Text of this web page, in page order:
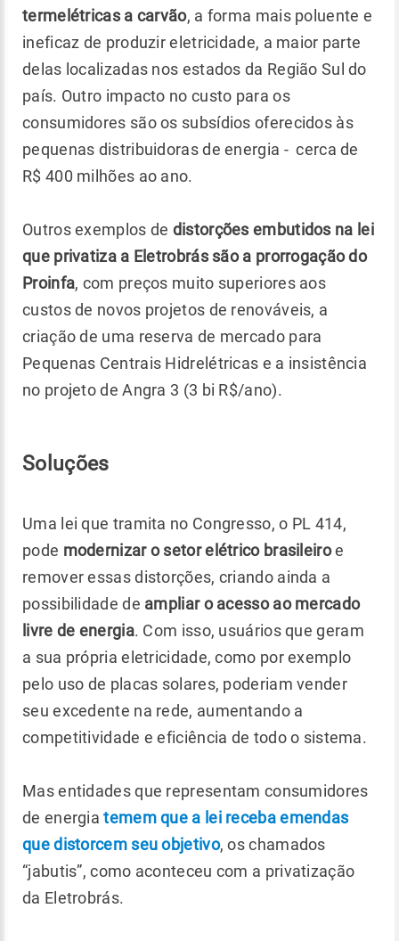
termelétricas a carvão, a forma mais poluente e
ineficaz de produzir eletricidade, a maior parte
delas localizadas nos estados da Região Sul do
país. Outro impacto no custo para os
consumidores são os subsídios oferecidos às
pequenas distribuidoras de energia - cerca de
R$ 400 milhões ao ano.
Outros exemplos de distorções embutidos na lei
que privatiza a Eletrobrás são a prorrogação do
Proinfa, com preços muito superiores aos
custos de novos projetos de renováveis, a
criação de uma reserva de mercado para
Pequenas Centrais Hidrelétricas e a insistência
no projeto de Angra 3 (3 bi R$/ano).
Soluções
Uma lei que tramita no Congresso, o PL 414,
pode modernizar o setor elétrico brasileiroe
remover essas distorções, criando ainda a
possibilidade de ampliar o acesso ao mercado
livre de energia. Com isso, usuários que geram
a sua própria eletricidade, como por exemplo
pelo uso de placas solares, poderiam vender
seu excedente na rede, aumentando a
competitividade e eficiência de todo o sistema.
Mas entidades que representam consumidores
de energia temem que a lei receba emendas
que distorcem seu objetivo, os chamados
“jabutis”, como aconteceu com a privatização
da Eletrobrás.